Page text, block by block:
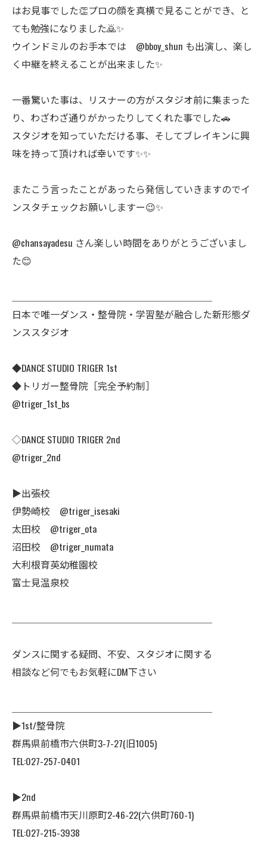
はお見事でした👏プロの顔を真横で見ることができ、と
ても勉強になりました🙇✨
ウインドミルのお手本では @bboy_shun も出演し、楽し
く中継を終えることが出来ました✨
一番驚いた事は、リスナーの方がスタジオ前に集まった
り、わざわざ通りがかったりしてくれた事でした🚗
スタジオを知っていただける事、そしてブレイキンに興
味を持って頂ければ幸いです✨✨
またこう言ったことがあったら発信していきますのでイ
ンスタチェックお願いしますー😉✨
@chansayadesu さん楽しい時間をありがとうございまし
た😊
日本で唯一ダンス・整骨院・学習塾が融合した新形態ダ
ンススタジオ
◆DANCE STUDIO TRIGER 1st
◆トリガー整骨院［完全予約制］
@triger_1st_bs
◇DANCE STUDIO TRIGER 2nd
@triger_2nd
▶︎出張校
伊勢崎校 @triger_isesaki
太田校 @triger_ota
沼田校 @triger_numata
大利根育英幼稚園校
富士見温泉校
ダンスに関する疑問、不安、スタジオに関する
相談など何でもお気軽にDM下さい
▶︎1st/整骨院
群馬県前橋市六供町3-7-27(旧1005)
TEL:027-257-0401
▶︎2nd
群馬県前橋市天川原町2-46-22(六供町760-1)
TEL:027-215-3938